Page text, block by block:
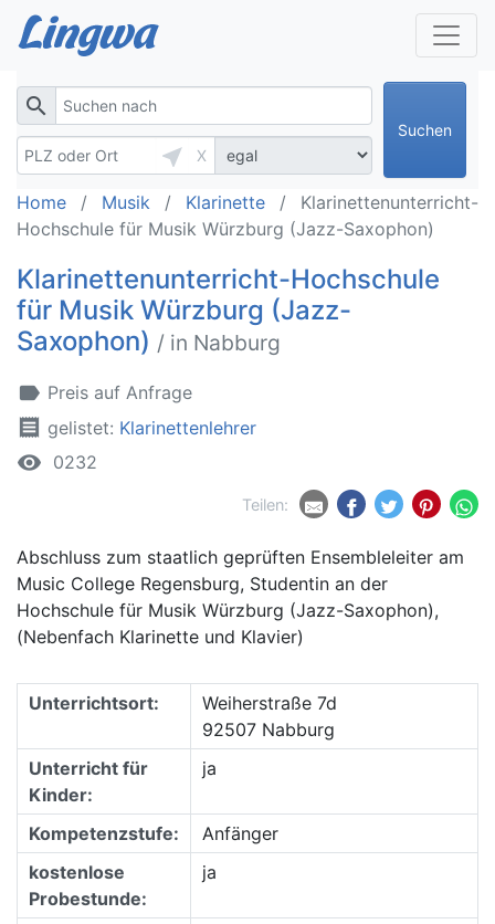
search
near_me
X
Suchen
Home Musik Klarinette
Klarinettenunterricht-
Hochschule für Musik Würzburg (Jazz-Saxophon)
Klarinettenunterricht-Hochschule
für Musik Würzburg (Jazz-
Saxophon) / in Nabburg
label Preis auf Anfrage
receipt gelistet: Klarinettenlehrer
remove_red_eye 0232
Teilen:
Abschluss zum staatlich geprüften Ensembleleiter am
Music College Regensburg, Studentin an der
Hochschule für Musik Würzburg (Jazz-Saxophon),
(Nebenfach Klarinette und Klavier)
Unterrichtsort:
Weiherstraße 7d
92507 Nabburg
Unterricht für
Kinder:
ja
Kompetenzstufe:
Anfänger
kostenlose
Probestunde:
ja